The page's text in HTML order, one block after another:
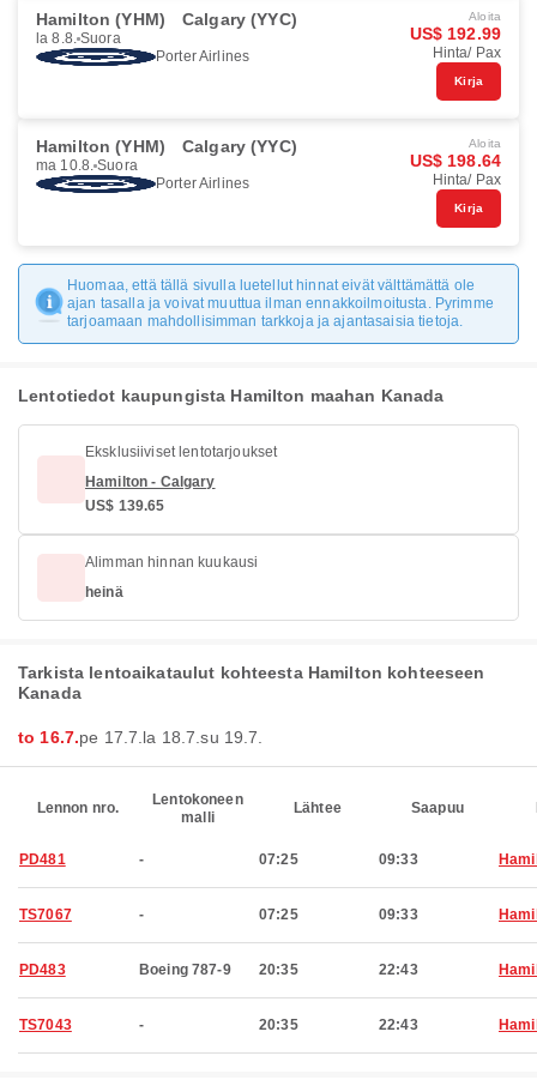
Hamilton (YHM) Calgary (YYC)
la 8.8. Suora
Porter Airlines
Aloita
US$ 192.99
Hinta/ Pax
Kirja
Hamilton (YHM) Calgary (YYC)
ma 10.8. Suora
Porter Airlines
Aloita
US$ 198.64
Hinta/ Pax
Kirja
Huomaa, että tällä sivulla luetellut hinnat eivät välttämättä ole
ajan tasalla ja voivat muuttua ilman ennakkoilmoitusta. Pyrimme
tarjoamaan mahdollisimman tarkkoja ja ajantasaisia tietoja.
Lentotiedot kaupungista Hamilton maahan Kanada
Eksklusiiviset lentotarjoukset
Hamilton - Calgary
US$ 139.65
Alimman hinnan kuukausi
heinä
Tarkista lentoaikataulut kohteesta Hamilton kohteeseen
Kanada
to 16.7.pe 17.7. la 18.7.su 19.7.
Lennon nro.
Lentokoneen
malli
Lähtee Saapuu
PD481 - 07:25 09:33
TS7067 - 07:25 09:33
PD483 Boeing 787-9 20:35 22:43
TS7043 - 20:35 22:43